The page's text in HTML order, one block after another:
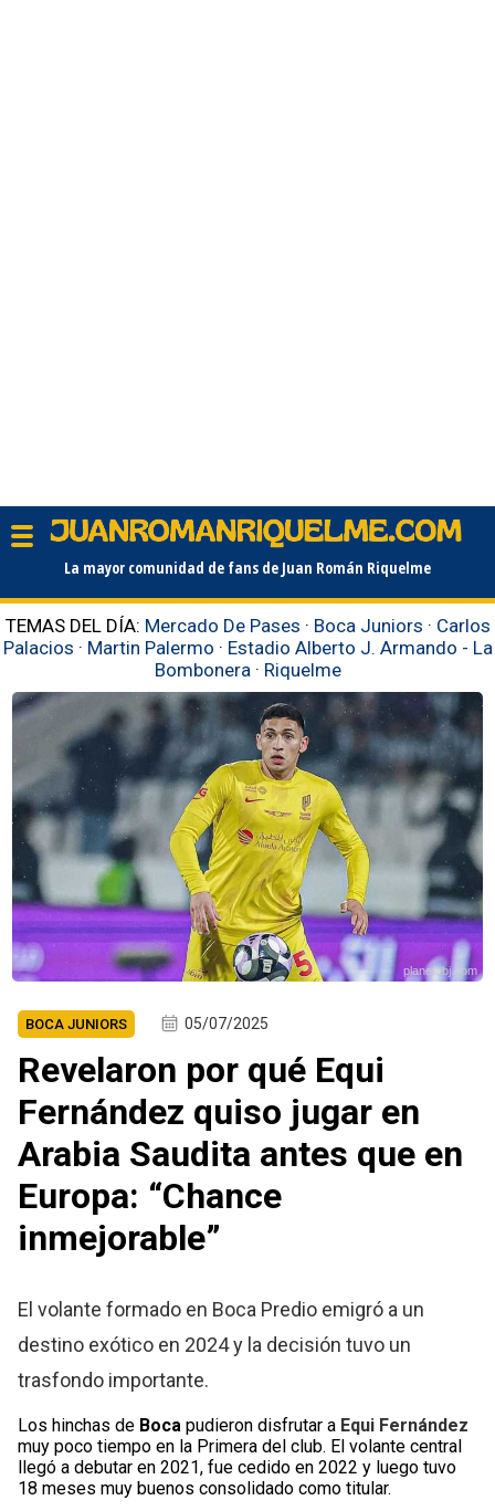
La mayor comunidad de fans de Juan Román Riquelme
TEMAS DEL DÍA: Mercado De Pases · Boca Juniors · Carlos
Palacios · Martin Palermo · Estadio Alberto J. Armando - La
Bombonera · Riquelme
planetabj.com
BOCA JUNIORS 05/07/2025
Revelaron por qué Equi
Fernández quiso jugar en
Arabia Saudita antes que en
Europa: “Chance
inmejorable”
El volante formado en Boca Predio emigró a un
destino exótico en 2024 y la decisión tuvo un
trasfondo importante.
Los hinchas de Bocapudieron disfrutar a Equi Fernández
muy poco tiempo en la Primera del club. El volante central
llegó a debutar en 2021, fue cedido en 2022 y luego tuvo
18 meses muy buenos consolidado como titular.